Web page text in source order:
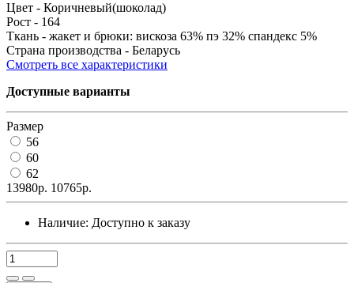
Цвет - Коричневый(шоколад)
Рост - 164
Ткань - жакет и брюки: вискоза 63% пэ 32% спандекс 5%
Страна производства - Беларусь
Смотреть все характеристики
Доступные варианты
Размер
56
60
62
13980р. 10765р.
Наличие: Доступно к заказу